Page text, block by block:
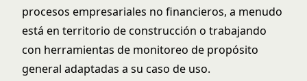
procesos empresariales no financieros, a menudo
está en territorio de construcción o trabajando
con herramientas de monitoreo de propósito
general adaptadas a su caso de uso.